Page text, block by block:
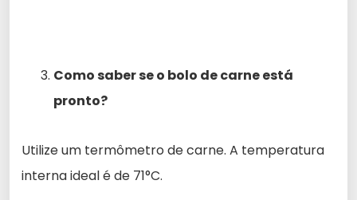
Como saber se o bolo de carne está
pronto?
Utilize um termômetro de carne. A temperatura
interna ideal é de 71°C.